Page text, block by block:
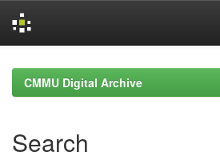
navigationCMMU Digital Archive
Search